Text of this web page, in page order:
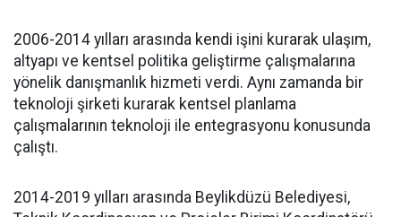
2006-2014 yılları arasında kendi işini kurarak ulaşım,
altyapı ve kentsel politika geliştirme çalışmalarına
yönelik danışmanlık hizmeti verdi. Aynı zamanda bir
teknoloji şirketi kurarak kentsel planlama
çalışmalarının teknoloji ile entegrasyonu konusunda
çalıştı.
2014-2019 yılları arasında Beylikdüzü Belediyesi,